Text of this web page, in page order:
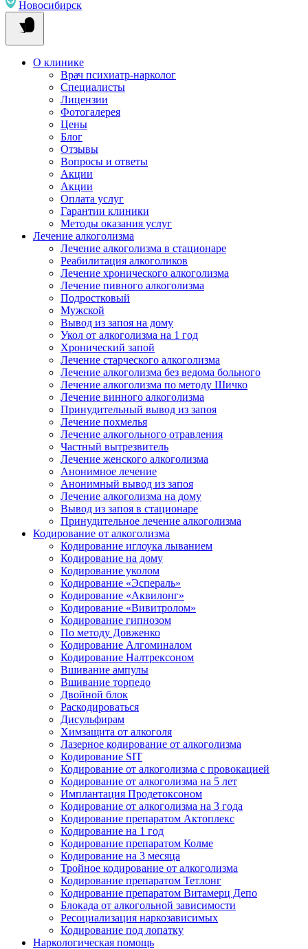
Новосибирск
О клинике
Врач психиатр-нарколог
Специалисты
Лицензии
Фотогалерея
Цены
Блог
Отзывы
Вопросы и ответы
Акции
Акции
Оплата услуг
Гарантии клиники
Методы оказания услуг
Лечение алкоголизма
Лечение алкоголизма в стационаре
Реабилитация алкоголиков
Лечение хронического алкоголизма
Лечение пивного алкоголизма
Подростковый
Мужской
Вывод из запоя на дому
Укол от алкоголизма на 1 год
Хронический запой
Лечение старческого алкоголизма
Лечение алкоголизма без ведома больного
Лечение алкоголизма по методу Шичко
Лечение винного алкоголизма
Принудительный вывод из запоя
Лечение похмелья
Лечение алкогольного отравления
Частный вытрезвитель
Лечение женского алкоголизма
Анонимное лечение
Анонимный вывод из запоя
Лечение алкоголизма на дому
Вывод из запоя в стационаре
Принудительное лечение алкоголизма
Кодирование от алкоголизма
Кодирование иглоука лыванием
Кодирование на дому
Кодирование уколом
Кодирование «Эспераль»
Кодирование «Аквилонг»
Кодирование «Вивитролом»
Кодирование гипнозом
По методу Довженко
Кодирование Алгоминалом
Кодирование Налтрексоном
Вшивание ампулы
Вшивание торпедо
Двойной блок
Раскодироваться
Дисульфирам
Химзащита от алкоголя
Лазерное кодирование от алкоголизма
Кодирование SIT
Кодирование от алкоголизма с провокацией
Кодирование от алкоголизма на 5 лет
Имплантация Продетоксоном
Кодирование от алкоголизма на 3 года
Кодирование препаратом Актоплекс
Кодирование на 1 год
Кодирование препаратом Колме
Кодирование на 3 месяца
Тройное кодирование от алкоголизма
Кодирование препаратом Тетлонг
Кодирование препаратом Витамерц Депо
Блокада от алкогольной зависимости
Ресоциализация наркозависимых
Кодирование под лопатку
Наркологическая помощь